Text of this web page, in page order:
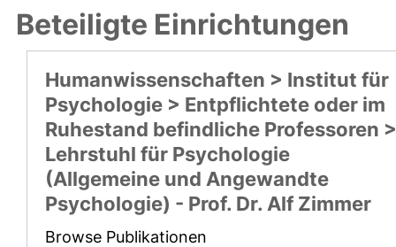
Beteiligte Einrichtungen
Humanwissenschaften > Institut für
Psychologie > Entpflichtete oder im
Ruhestand befindliche Professoren >
Lehrstuhl für Psychologie
(Allgemeine und Angewandte
Psychologie) - Prof. Dr. Alf Zimmer
Browse Publikationen